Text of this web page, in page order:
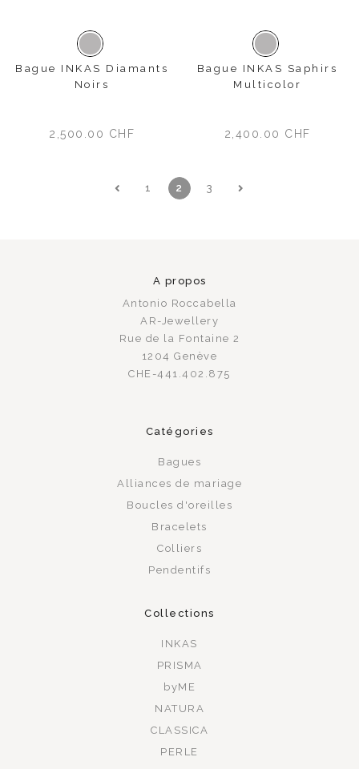
Or blanc
Bague INKAS Diamants
Noirs
2,500.00 CHF
Or blanc
Bague INKAS Saphirs
Multicolor
2,400.00 CHF
1 2 3
A propos
Antonio Roccabella
AR-Jewellery
Rue de la Fontaine 2
1204 Genève
CHE-441.402.875
Catégories
Bagues
Alliances de mariage
Boucles d'oreilles
Bracelets
Colliers
Pendentifs
Collections
INKAS
PRISMA
byME
NATURA
CLASSICA
PERLE